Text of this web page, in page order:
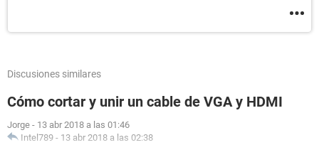
Discusiones similares
Cómo cortar y unir un cable de VGA y HDMI
Jorge - 13 abr 2018 a las 01:46
Intel789 - 13 abr 2018 a las 02:38